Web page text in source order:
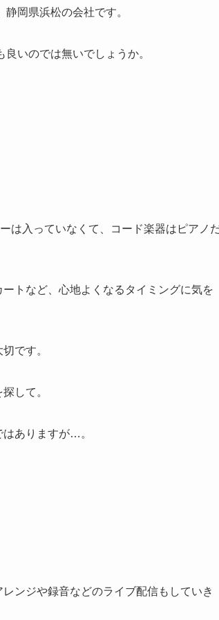
岡県浜松の会社です。
いのでは無いでしょうか。
は入っていなくて、コード楽器はピアノ
トなど、心地よくなるタイミングに気を
です。
して。
ありますが…。
ンジや録音などのライブ配信もしていき